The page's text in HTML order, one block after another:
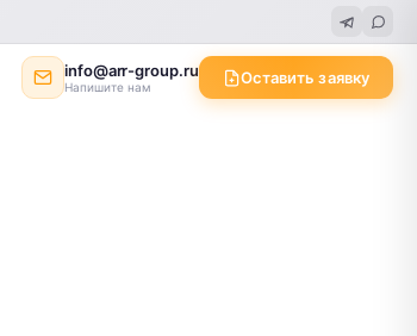
info@arr-group.ru
Напишите нам Оставить заявку